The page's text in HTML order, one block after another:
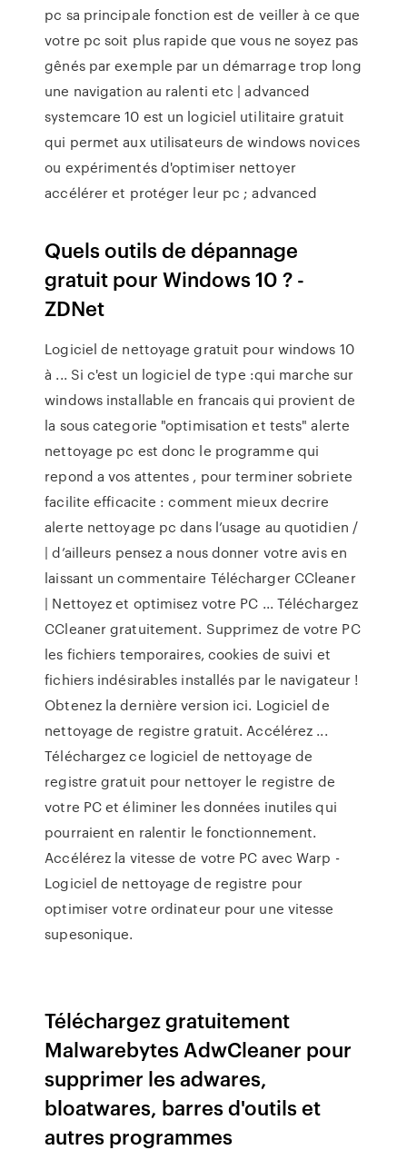
pc sa principale fonction est de veiller à ce que
votre pc soit plus rapide que vous ne soyez pas
gênés par exemple par un démarrage trop long
une navigation au ralenti etc | advanced
systemcare 10 est un logiciel utilitaire gratuit
qui permet aux utilisateurs de windows novices
ou expérimentés d'optimiser nettoyer
accélérer et protéger leur pc ; advanced
Quels outils de dépannage
gratuit pour Windows 10 ? -
ZDNet
Logiciel de nettoyage gratuit pour windows 10
à ... Si c'est un logiciel de type :qui marche sur
windows installable en francais qui provient de
la sous categorie "optimisation et tests" alerte
nettoyage pc est donc le programme qui
repond a vos attentes , pour terminer sobriete
facilite efficacite : comment mieux decrire
alerte nettoyage pc dans l’usage au quotidien /
| d’ailleurs pensez a nous donner votre avis en
laissant un commentaire Télécharger CCleaner
| Nettoyez et optimisez votre PC ... Téléchargez
CCleaner gratuitement. Supprimez de votre PC
les fichiers temporaires, cookies de suivi et
fichiers indésirables installés par le navigateur !
Obtenez la dernière version ici. Logiciel de
nettoyage de registre gratuit. Accélérez ...
Téléchargez ce logiciel de nettoyage de
registre gratuit pour nettoyer le registre de
votre PC et éliminer les données inutiles qui
pourraient en ralentir le fonctionnement.
Accélérez la vitesse de votre PC avec Warp -
Logiciel de nettoyage de registre pour
optimiser votre ordinateur pour une vitesse
supesonique.
Téléchargez gratuitement
Malwarebytes AdwCleaner pour
supprimer les adwares,
bloatwares, barres d'outils et
autres programmes